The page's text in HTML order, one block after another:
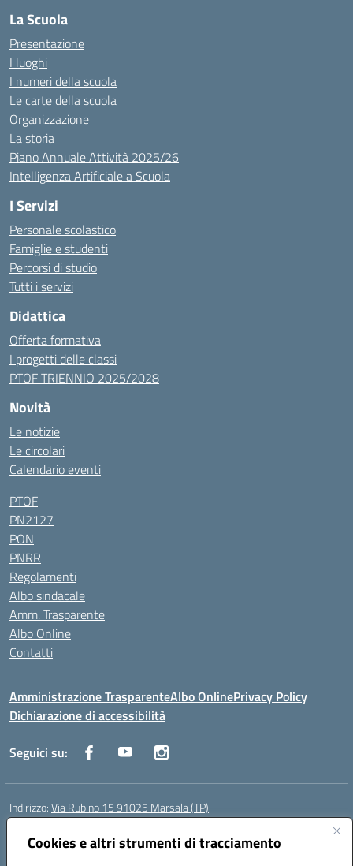
Cookies e altri strumenti di tracciamento
La Scuola
Presentazione
I luoghi
I numeri della scuola
Le carte della scuola
Organizzazione
La storia
Piano Annuale Attività 2025/26
Intelligenza Artificiale a Scuola
I Servizi
Personale scolastico
Famiglie e studenti
Percorsi di studio
Tutti i servizi
Didattica
Offerta formativa
I progetti delle classi
PTOF TRIENNIO 2025/2028
Novità
Le notizie
Le circolari
Calendario eventi
PTOF
PN2127
PON
PNRR
Regolamenti
Albo sindacale
Amm. Trasparente
Albo Online
Contatti
Amministrazione TrasparenteAlbo OnlinePrivacy Policy
Dichiarazione di accessibilità
Seguici su:
Indirizzo:Via Rubino 15 91025 Marsala (TP)
Centralino:
Posta elettronica certificata (PEC):TPIC83900G@pec.istruzione.it